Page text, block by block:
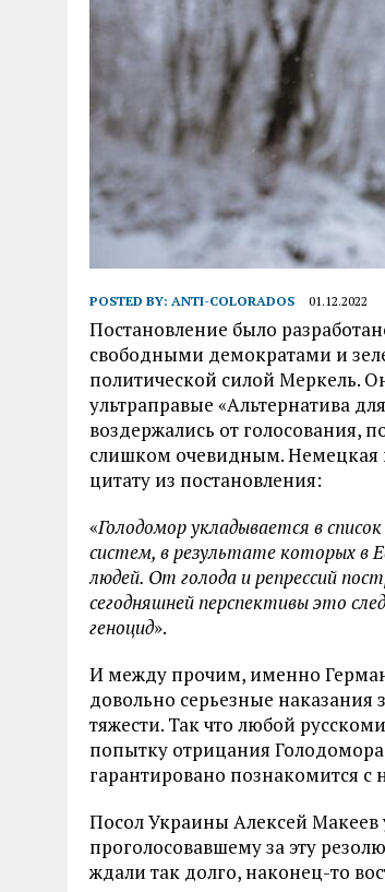
POSTED BY: ANTI-COLORADOS 01.12.2022
Постановление было
свободными демократами и
политической силой Меркель.
ультраправые «Альтернатива
воздержались от голосования,
слишком очевидным. Немецкая
цитату из постановления:
«Голодомор укладывается в
систем, в результате которых в
людей. От голода и репрессий
сегодняшней перспективы это
геноцид».
И между прочим, именно
довольно серьезные
тяжести. Так что любой
попытку отрицания
гарантировано познакомится
Посол Украины Алексей Макеев
проголосовавшему за эту
ждали так долго, наконец-то